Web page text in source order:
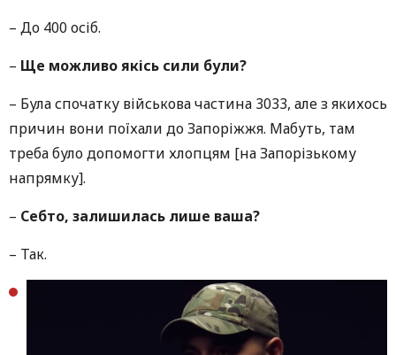
– До 400 осіб.
– Ще можливо якісь сили були?
– Була спочатку військова частина 3033, але з якихось
причин вони поїхали до Запоріжжя. Мабуть, там
треба було допомогти хлопцям [на Запорізькому
напрямку].
– Себто, залишилась лише ваша?
– Так.